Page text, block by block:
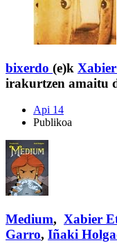
bixerdo (e)k
irakurtzen amaitu
Api 14
Publikoa
Medium, Xabier
Garro, Iñaki